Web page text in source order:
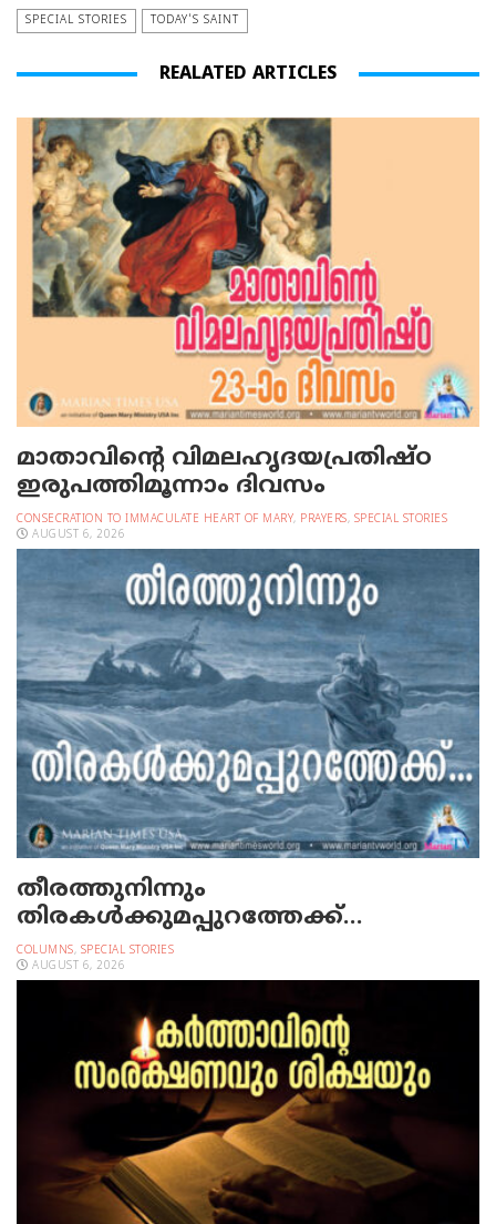
SPECIAL STORIES TODAY'S SAINT
REALATED ARTICLES
മാതാവിന്റെ വിമലഹൃദയപ്രതിഷ്ഠ
ഇരുപത്തിമൂന്നാം ദിവസം
CONSECRATION TO IMMACULATE HEART OF MARY, PRAYERS, SPECIAL STORIES
AUGUST 6, 2026
തീരത്തുനിന്നും
തിരകള്‍ക്കുമപ്പുറത്തേക്ക്…
COLUMNS, SPECIAL STORIES
AUGUST 6, 2026